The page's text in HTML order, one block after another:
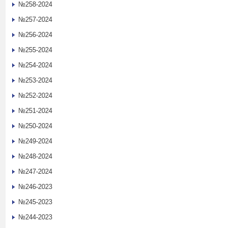
№258-2024
№257-2024
№256-2024
№255-2024
№254-2024
№253-2024
№252-2024
№251-2024
№250-2024
№249-2024
№248-2024
№247-2024
№246-2023
№245-2023
№244-2023